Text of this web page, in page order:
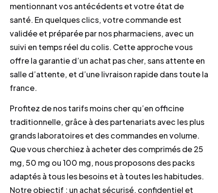
mentionnant vos antécédents et votre état de
santé. En quelques clics, votre commande est
validée et préparée par nos pharmaciens, avec un
suivi en temps réel du colis. Cette approche vous
offre la garantie d’un achat pas cher, sans attente en
salle d’attente, et d’une livraison rapide dans toute la
france.
Profitez de nos tarifs moins cher qu’en officine
traditionnelle, grâce à des partenariats avec les plus
grands laboratoires et des commandes en volume.
Que vous cherchiez à acheter des comprimés de 25
mg, 50 mg ou 100 mg, nous proposons des packs
adaptés à tous les besoins et à toutes les habitudes.
Notre objectif : un achat sécurisé, confidentiel et